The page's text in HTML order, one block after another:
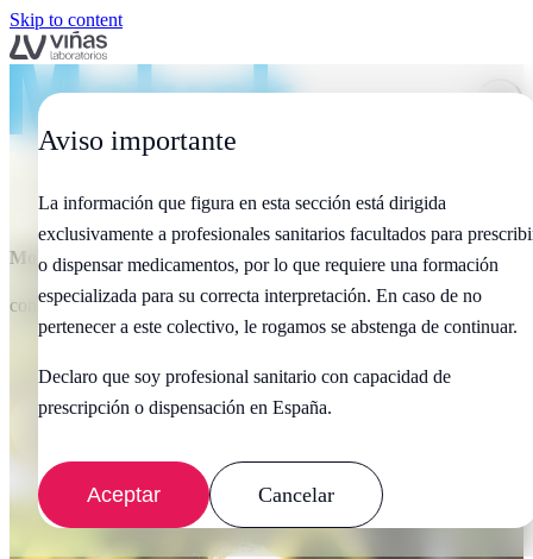
Skip to content
Aviso importante
La información que figura en esta sección está dirigida
exclusivamente a profesionales sanitarios facultados para
o dispensar medicamentos, por lo que requiere una formación
especializada para su correcta interpretación. En caso de no
pertenecer a este colectivo, le rogamos se abstenga de continuar.
Declaro que soy profesional sanitario con capacidad de
prescripción o dispensación en España.
Aceptar Cancelar
Molusk, la solución precisa e indolora contra el molusco
contagioso.